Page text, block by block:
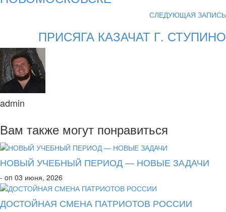
СЛЕДУЮЩАЯ ЗАПИСЬ
ПРИСЯГА КАЗАЧАТ Г. СТУПИНО
admin
Вам также могут понравиться
НОВЫЙ УЧЕБНЫЙ ПЕРИОД — НОВЫЕ ЗАДАЧИ
- on 03 июня, 2026
ДОСТОЙНАЯ СМЕНА ПАТРИОТОВ РОССИИ